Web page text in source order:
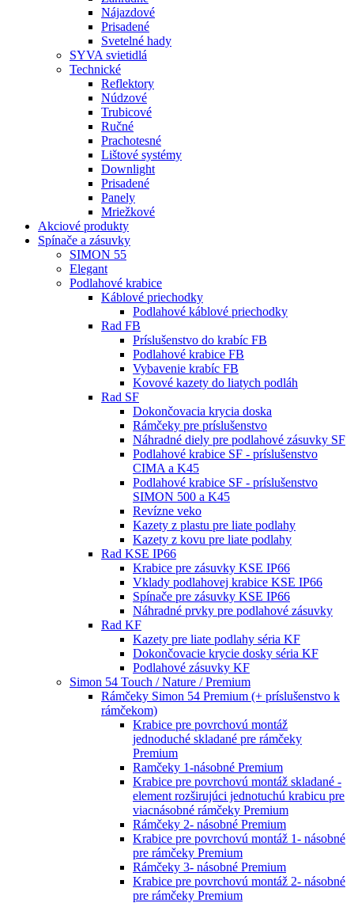
Nájazdové
Prisadené
Svetelné hady
SYVA svietidlá
Technické
Reflektory
Núdzové
Trubicové
Ručné
Prachotesné
Lištové systémy
Downlight
Prisadené
Panely
Mriežkové
Akciové produkty
Spínače a zásuvky
SIMON 55
Elegant
Podlahové krabice
Káblové priechodky
Podlahové káblové priechodky
Rad FB
Príslušenstvo do krabíc FB
Podlahové krabice FB
Vybavenie krabíc FB
Kovové kazety do liatych podláh
Rad SF
Dokončovacia krycia doska
Rámčeky pre príslušenstvo
Náhradné diely pre podlahové zásuvky SF
Podlahové krabice SF - príslušenstvo
CIMA a K45
Podlahové krabice SF - príslušenstvo
SIMON 500 a K45
Revízne veko
Kazety z plastu pre liate podlahy
Kazety z kovu pre liate podlahy
Rad KSE IP66
Krabice pre zásuvky KSE IP66
Vklady podlahovej krabice KSE IP66
Spínače pre zásuvky KSE IP66
Náhradné prvky pre podlahové zásuvky
Rad KF
Kazety pre liate podlahy séria KF
Dokončovacie krycie dosky séria KF
Podlahové zásuvky KF
Simon 54 Touch / Nature / Premium
Rámčeky Simon 54 Premium (+ príslušenstvo k
rámčekom)
Krabice pre povrchovú montáž
jednoduché skladané pre rámčeky
Premium
Ramčeky 1-násobné Premium
Krabice pre povrchovú montáž skladané -
element rozširujúci jednotuchú krabicu pre
viacnásobné rámčeky Premium
Rámčeky 2- násobné Premium
Krabice pre povrchovú montáž 1- násobné
pre rámčeky Premium
Rámčeky 3- násobné Premium
Krabice pre povrchovú montáž 2- násobné
pre rámčeky Premium